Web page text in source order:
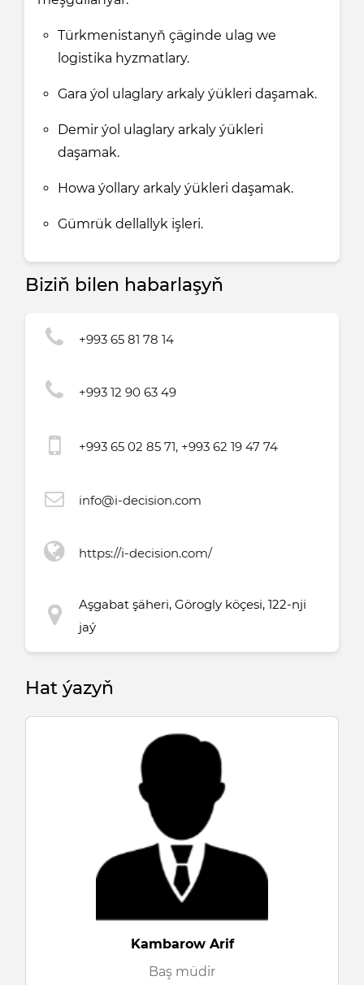
Türkmenistanyň çäginde ulag we
logistika hyzmatlary.
Gara ýol ulaglary arkaly ýükleri daşamak.
Demir ýol ulaglary arkaly ýükleri
daşamak.
Howa ýollary arkaly ýükleri daşamak.
Gümrük dellallyk işleri.
Biziň bilen habarlaşyň
+993 65 81 78 14
+993 12 90 63 49
+993 65 02 85 71, +993 62 19 47 74
info@i-decision.com
https://i-decision.com/
Aşgabat şäheri, Görogly köçesi, 122-nji
jaý
Hat ýazyň
Kambarow Arif
Baş müdir